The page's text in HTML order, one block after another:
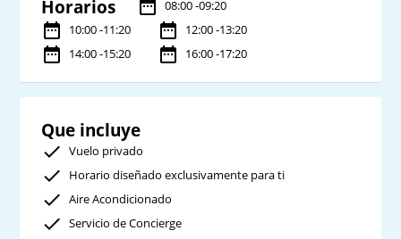
Horarios
08:00 -09:20
10:00 -11:20
12:00 -13:20
14:00 -15:20
16:00 -17:20
Que incluye
Vuelo privado
Horario diseñado exclusivamente para ti
Aire Acondicionado
Servicio de Concierge